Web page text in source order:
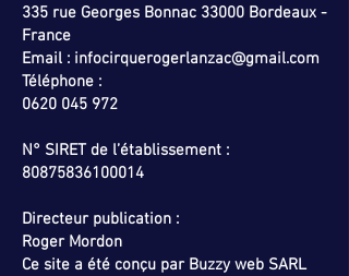
335 rue Georges Bonnac 33000 Bordeaux -
France
Email : infocirquerogerlanzac@gmail.com
Téléphone :
0620 045 972
N° SIRET de l’établissement :
80875836100014
Directeur publication :
Roger Mordon
Ce site a été conçu par Buzzy web SARL